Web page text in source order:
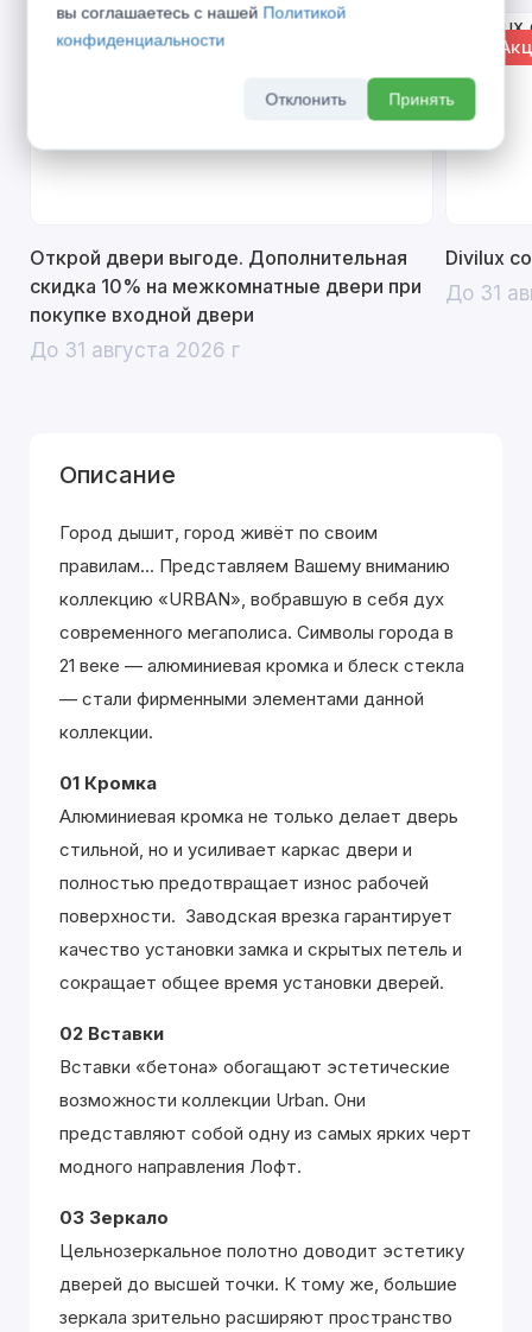
% Акция
Открой двери выгоде. Дополнительная
скидка 10% на межкомнатные двери при
покупке входной двери
До 31 августа 2026 г
%
Divilux
До 31
Описание
Город дышит, город живёт по своим
правилам... Представляем Вашему вниманию
коллекцию «URBAN», вобравшую в себя дух
современного мегаполиса. Символы города в
21 веке — алюминиевая кромка и блеск стекла
— стали фирменными элементами данной
коллекции.
01 Кромка
Алюминиевая кромка не только делает дверь
стильной, но и усиливает каркас двери и
полностью предотвращает износ рабочей
поверхности. Заводская врезка гарантирует
качество установки замка и скрытых петель и
сокращает общее время установки дверей.
02 Вставки
Вставки «бетона» обогащают эстетические
возможности коллекции Urban. Они
представляют собой одну из самых ярких черт
модного направления Лофт.
03 Зеркало
Цельнозеркальное полотно доводит эстетику
дверей до высшей точки. К тому же, большие
зеркала зрительно расширяют пространство
вы соглашаетесь с нашей Политикой
конфиденциальности
Отклонить Принять